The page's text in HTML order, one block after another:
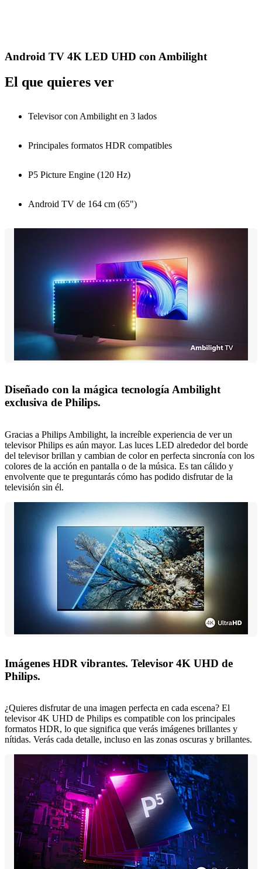
Android TV 4K LED UHD con Ambilight
El que quieres ver
Televisor con Ambilight en 3 lados
Principales formatos HDR compatibles
P5 Picture Engine (120 Hz)
Android TV de 164 cm (65")
Diseñado con la mágica tecnología Ambilight
exclusiva de Philips.
Gracias a Philips Ambilight, la increíble experiencia de ver un
televisor Philips es aún mayor. Las luces LED alrededor del borde
del televisor brillan y cambian de color en perfecta sincronía con los
colores de la acción en pantalla o de la música. Es tan cálido y
envolvente que te preguntarás cómo has podido disfrutar de la
televisión sin él.
Imágenes HDR vibrantes. Televisor 4K UHD de
Philips.
¿Quieres disfrutar de una imagen perfecta en cada escena? El
televisor 4K UHD de Philips es compatible con los principales
formatos HDR, lo que significa que verás imágenes brillantes y
nítidas. Verás cada detalle, incluso en las zonas oscuras y brillantes.